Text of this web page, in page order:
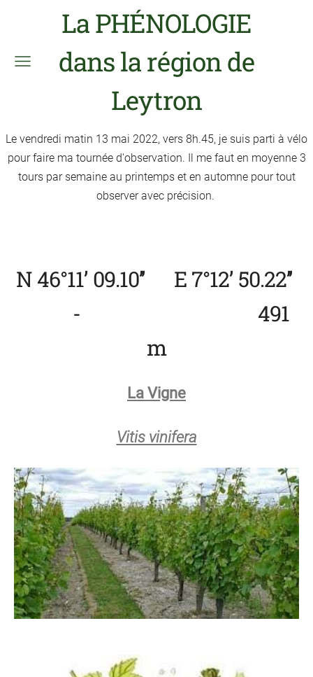
La PHÉNOLOGIE
dans la région de
Leytron
Le vendredi matin 13 mai 2022, vers 8h.45, je suis parti à vélo
pour faire ma tournée d'observation. Il me faut en moyenne 3
tours par semaine au printemps et en automne pour tout
observer avec précision.
N 46°11’ 09.10’’ E 7°12’ 50.22’’
- 491
m
La Vigne
Vitis vinifera